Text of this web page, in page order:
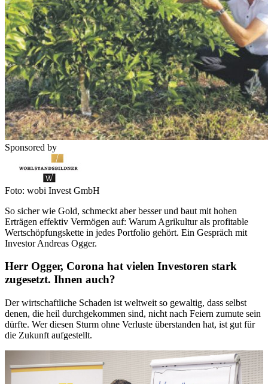
Sponsored by
Foto: wobi Invest GmbH
So sicher wie Gold, schmeckt aber besser und baut mit hohen
Erträgen effektiv Vermögen auf: Warum Agrikultur als profitable
Wertschöpfungskette in jedes Portfolio gehört. Ein Gespräch mit
Investor Andreas Ogger.
Herr Ogger, Corona hat vielen Investoren stark
zugesetzt. Ihnen auch?
Der wirtschaftliche Schaden ist weltweit so gewaltig, dass selbst
denen, die heil durchgekommen sind, nicht nach Feiern zumute sein
dürfte. Wer diesen Sturm ohne Verluste überstanden hat, ist gut für
die Zukunft aufgestellt.